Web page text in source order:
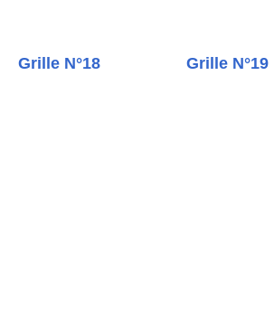
Grille N°18 Grille N°19